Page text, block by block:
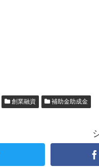
創業融資 補助金助成金